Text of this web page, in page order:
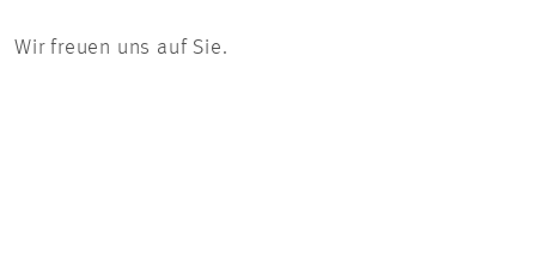
Wir freuen uns auf Sie.